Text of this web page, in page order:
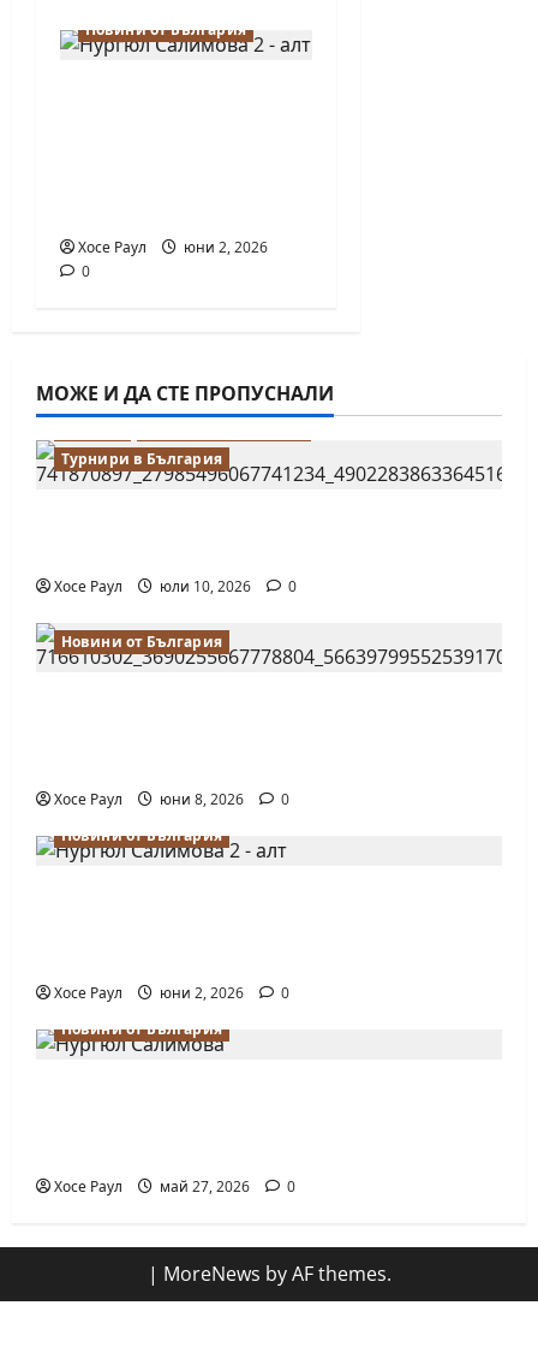
Новини от България
Хосе Раул
юни 2, 2026
0
МОЖЕ И ДА СТЕ ПРОПУСНАЛИ
Турнири в България
Хосе Раул юли 10, 2026 0
Новини от България
Хосе Раул юни 8, 2026
0
Новини от България
Хосе Раул юни 2, 2026
0
Новини от България
Хосе Раул май 27, 2026 0
| MoreNews by AF themes.